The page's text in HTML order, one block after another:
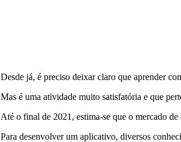
Desde já, é preciso deixar claro que aprender
Mas é uma atividade muito satisfatória e que
Até o final de 2021, estima-se que o mercado
Para desenvolver um aplicativo, diversos